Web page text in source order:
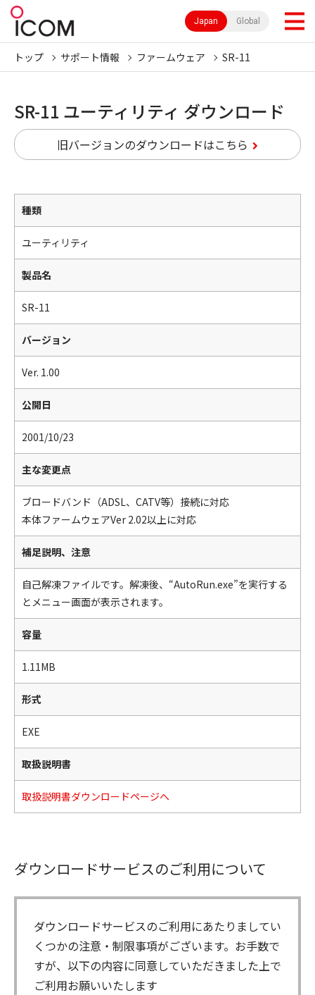
Japan Global
トップ サポート情報 ファームウェア SR-11
SR-11 ユーティリティ ダウンロード
旧バージョンのダウンロードはこちら
種類
ユーティリティ
製品名
SR-11
バージョン
Ver. 1.00
公開日
2001/10/23
主な変更点
ブロードバンド（ADSL、CATV等）接続に対応
本体ファームウェアVer 2.02以上に対応
補足説明、注意
自己解凍ファイルです。解凍後、“AutoRun.exe”を実行する
とメニュー画面が表示されます。
容量
1.11MB
形式
EXE
取扱説明書
取扱説明書ダウンロードページへ
ダウンロードサービスのご利用について
ダウンロードサービスのご利用にあたりましてい
くつかの注意・制限事項がございます。お手数で
すが、以下の内容に同意していただきました上で
ご利用お願いいたします